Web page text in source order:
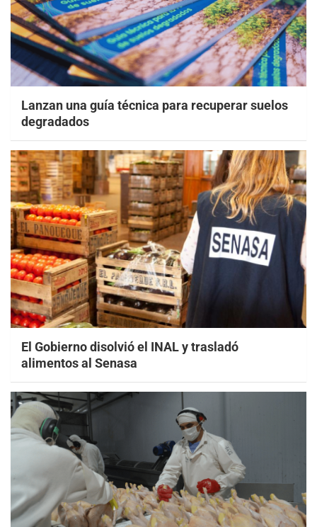
Lanzan una guía técnica para recuperar suelos
degradados
El Gobierno disolvió el INAL y trasladó
alimentos al Senasa